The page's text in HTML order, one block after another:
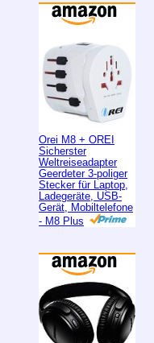
Orei M8 + OREI
Sicherster
Weltreiseadapter
Geerdeter 3-poliger
Stecker für Laptop,
Ladegeräte, USB-
Gerät, Mobiltelefone
- M8 Plus